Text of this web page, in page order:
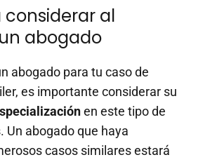
considerar al
abogado
abogado para tu caso de
es importante considerar su
en este tipo de
Un abogado que haya
casos similares estará